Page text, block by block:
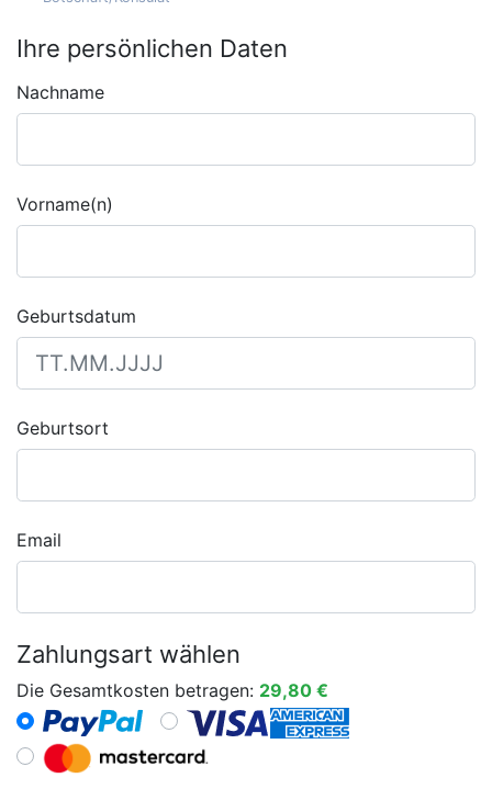
Ihre persönlichen Daten
Nachname
Vorname(n)
Geburtsdatum
Geburtsort
Email
Zahlungsart wählen
Die Gesamtkosten betragen: 29,80 €